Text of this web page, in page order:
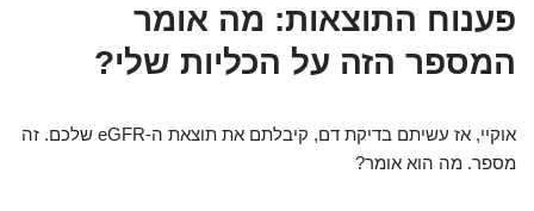
פענוח התוצאות: מה אומר
המספר הזה על הכליות שלי?
אוקיי, אז עשיתם בדיקת דם, קיבלתם את תוצאת ה-eGFR שלכם. זה
מספר. מה הוא אומר?